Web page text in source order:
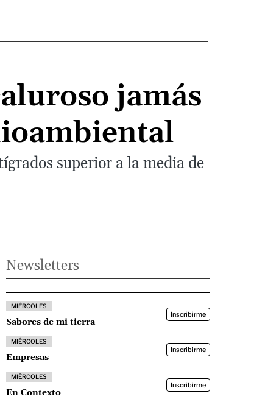
jamás
superior a la media de
Newsletters
MIÉRCOLES
Sabores de mi tierra
Inscribirme
MIÉRCOLES
Empresas
Inscribirme
MIÉRCOLES
En Contexto
Inscribirme